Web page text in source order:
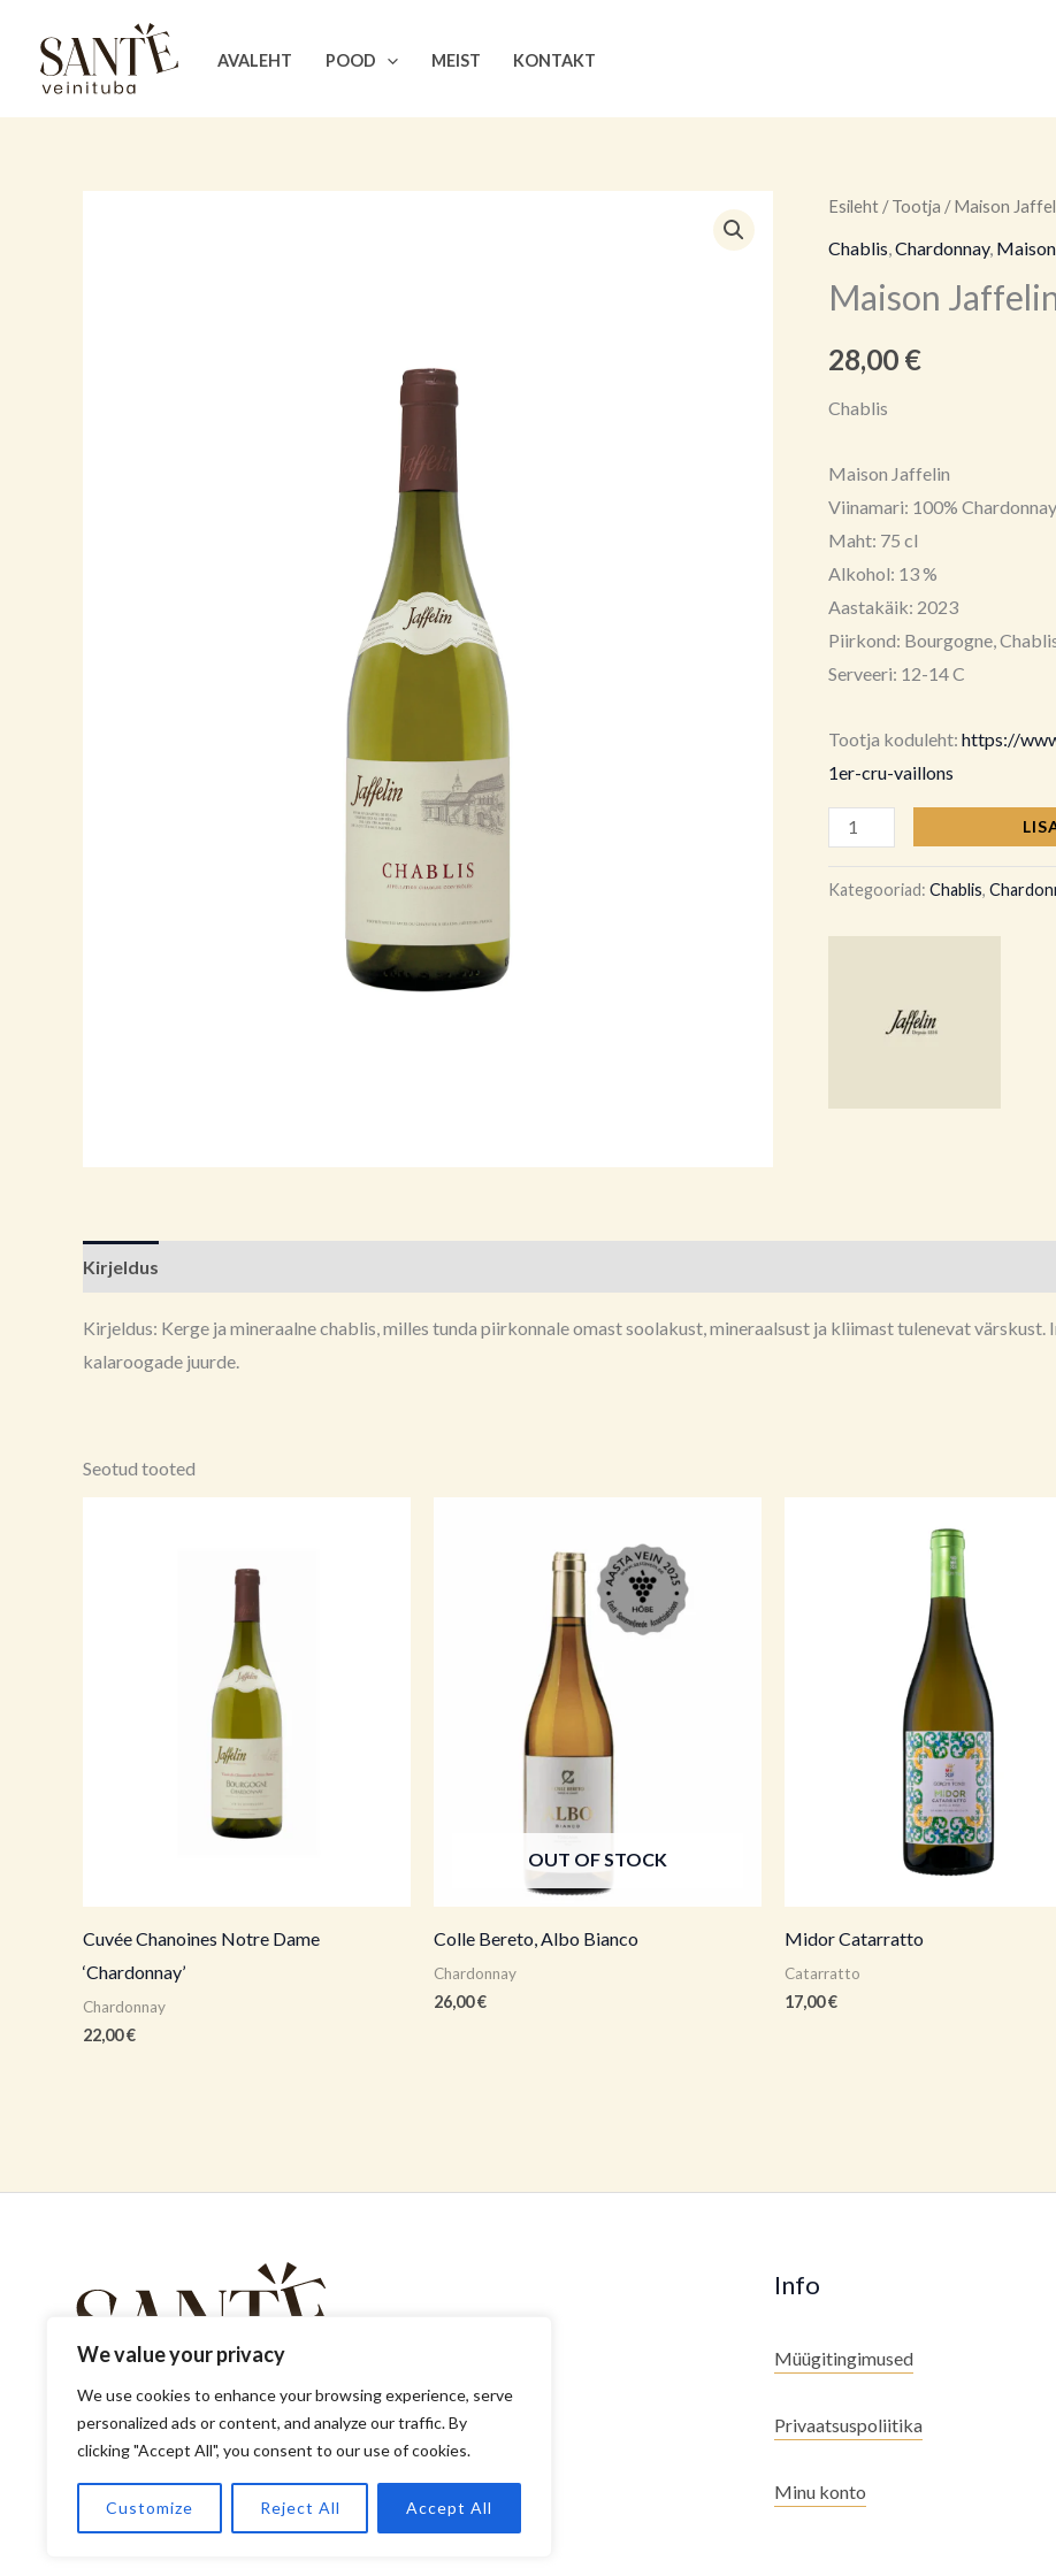
We value your privacy
We use cookies to enhance your browsing experience, serve
personalized ads or content, and analyze our traffic. By
clicking "Accept All", you consent to our use of cookies.
Customize Reject All Accept All
content
AVALEHT POOD MEIST KONTAKT
Esileht /Tootja /Maison
Chablis Chardonnay,
Maison
28,00 €
Chablis
Maison Jaffelin
Viinamari: 100% Chardonnay
Maht: 75 cl
Alkohol: 13 %
Aastakäik: 2023
Piirkond: Bourgogne,
Serveeri: 12-14 C
Tootja koduleht: https://
1er-cru-vaillons
Maison
Jaffelin
kogus
Kategooriad: Chablis,
Kirjeldus
Kirjeldus: Kerge ja mineraalne chablis, milles tunda piirkonnale omast soolakust, mineraalsust ja kliimast tulenevat värskust.
kalaroogade juurde.
Seotud tooted
Cuvée Chanoines Notre Dame
‘Chardonnay’
Chardonnay
22,00€
OUT OF STOCK
Colle Bereto, Albo Bianco
Chardonnay
26,00€
Midor Catarratto
Catarratto
17,00€
Copyright © 2026 veinituba Santé.
Info
Müügitingimused
Privaatsuspoliitika
Minu konto